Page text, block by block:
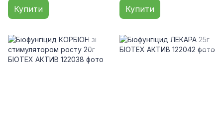
Купити Купити